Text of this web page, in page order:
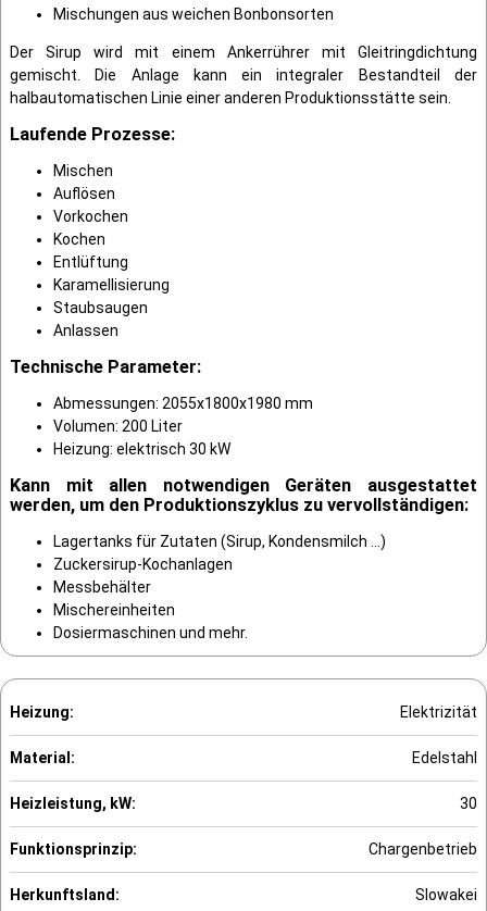
Mischungen aus weichen Bonbonsorten
Der Sirup wird mit einem Ankerrührer mit Gleitringdichtung
gemischt. Die Anlage kann ein integraler Bestandteil der
halbautomatischen Linie einer anderen Produktionsstätte sein.
Laufende Prozesse:
Mischen
Auflösen
Vorkochen
Kochen
Entlüftung
Karamellisierung
Staubsaugen
Anlassen
Technische Parameter:
Abmessungen: 2055x1800x1980 mm
Volumen: 200 Liter
Heizung: elektrisch 30 kW
Kann mit allen notwendigen Geräten ausgestattet
werden, um den Produktionszyklus zu vervollständigen:
Lagertanks für Zutaten (Sirup, Kondensmilch ...)
Zuckersirup-Kochanlagen
Messbehälter
Mischereinheiten
Dosiermaschinen und mehr.
Heizung: Elektrizität
Material: Edelstahl
Heizleistung, kW: 30
Funktionsprinzip: Chargenbetrieb
Herkunftsland: Slowakei